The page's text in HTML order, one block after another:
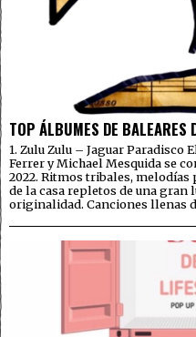
TOP ÁLBUMES DE BALEARES
1. Zulu Zulu – Jaguar Paradisco
Ferrer y Michael Mesquida se
2022. Ritmos tribales, melodías
de la casa repletos de una gran
originalidad. Canciones llenas